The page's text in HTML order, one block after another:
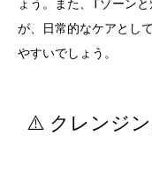
ょう。また、Tゾーン
が、日常的なケアとし
やすいでしょう。
⚠️ クレンジ